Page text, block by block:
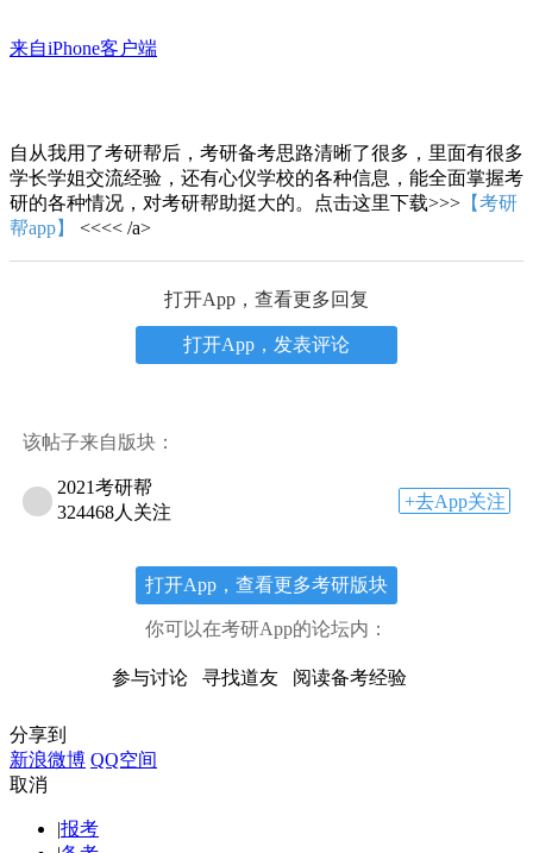
来自iPhone客户端
自从我用了考研帮后，考研备考思路清晰了很多，里面有很多
学长学姐交流经验，还有心仪学校的各种信息，能全面掌握考
研的各种情况，对考研帮助挺大的。点击这里下载>>> 【考研
帮app】
<<<< /a>
打开App，查看更多回复
打开App，发表评论
该帖子来自版块：
2021考研帮
324468人关注
+去App关注
打开App，查看更多考研版块
你可以在考研App的论坛内：
参与讨论 寻找道友 阅读备考经验
分享到
新浪微博 QQ空间
取消
|报考